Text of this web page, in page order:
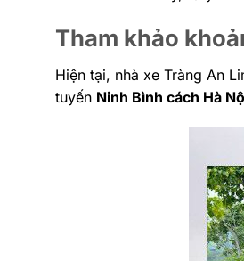
Tham khảo
Hiện tại, nhà xe Tràng An
tuyến Ninh Bình cách Hà